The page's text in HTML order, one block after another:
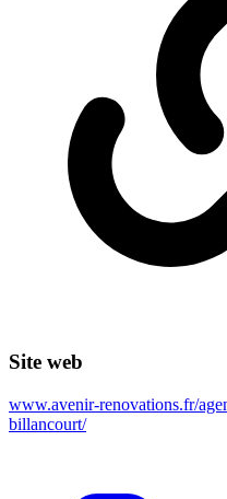
Site web
www.avenir-renovations.fr/
billancourt/